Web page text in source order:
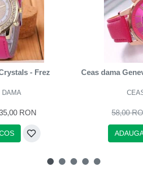
- Frez
DAMA
RON
Ceas dama
58,00